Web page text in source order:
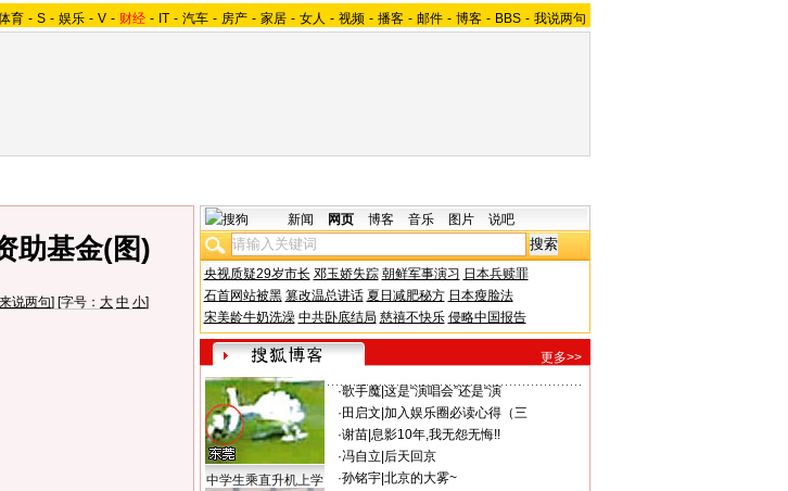
育 - S - 娱乐 - V - 财经 - IT - 汽车 - 房产 - 家居 - 女人 - 视频 - 播客 - 邮件 - 博客 - BBS - 我说两句
助基金(图)
说两句] [字号： 大 中 小]
新闻 网页 博客 音乐 图片 说吧
央视质疑29岁市长 邓玉娇失踪 朝鲜军事演习 日本兵赎罪
石首网站被黑 篡改温总讲话 夏日减肥秘方 日本瘦脸法
宋美龄牛奶洗澡 中共卧底结局 慈禧不快乐 侵略中国报告
更多>>
中学生乘直升机上学
·歌手魔| 这是“演唱会”还是“演
· 田启文 加入娱乐圈必读心得（三
·谢苗| 息影10年,我无怨无悔!!
·冯自立 后天回京
·孙铭宇| 北京的大雾~